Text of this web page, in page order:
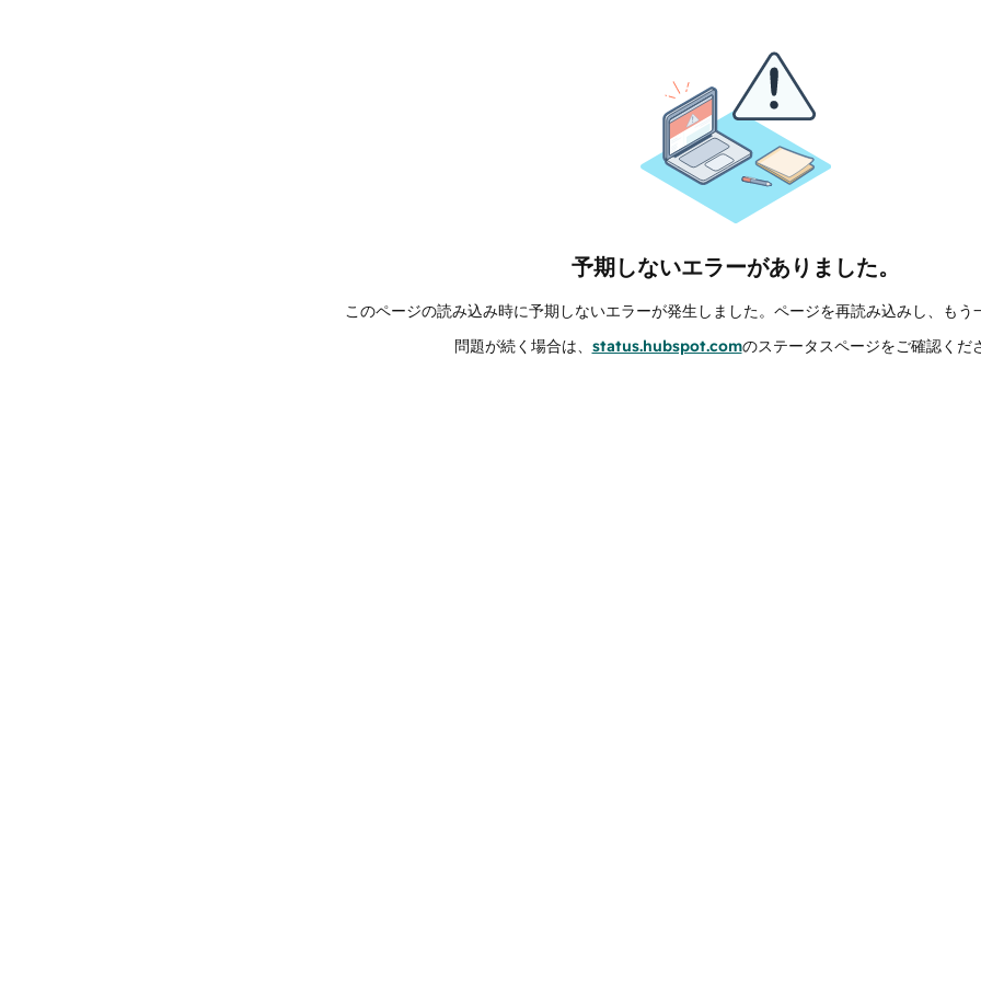
予期しないエラーがありました。
このページの読み込み時に予期しないエラーが発生しました。ページを再読み込みし、もう
問題が続く場合は、 status.hubspot.comのステータスページをご確認くだ